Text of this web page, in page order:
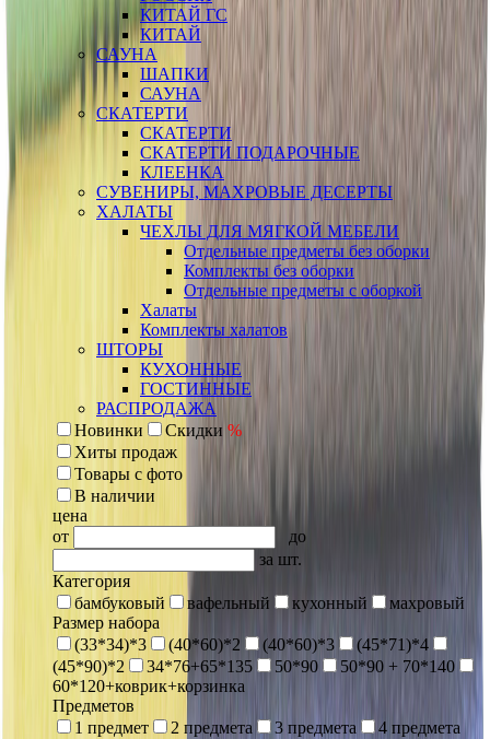
КИТАЙ ГС
КИТАЙ
САУНА
ШАПКИ
САУНА
СКАТЕРТИ
СКАТЕРТИ
СКАТЕРТИ ПОДАРОЧНЫЕ
КЛЕЕНКА
СУВЕНИРЫ, МАХРОВЫЕ ДЕСЕРТЫ
ХАЛАТЫ
ЧЕХЛЫ ДЛЯ МЯГКОЙ МЕБЕЛИ
Отдельные предметы без оборки
Комплекты без оборки
Отдельные предметы с оборкой
Халаты
Комплекты халатов
ШТОРЫ
КУХОННЫЕ
ГОСТИННЫЕ
РАСПРОДАЖА
Новинки
Скидки %
Хиты продаж
Товары с фото
В наличии
цена
от
до
за шт.
Категория
бамбуковый
вафельный кухонный
махровый
Размер набора
(33*34)*3
(40*60)*2 (40*60)*3
(45*71)*4
(45*90)*2
34*76+65*135 50*90
50*90 + 70*140
60*120+коврик+корзинка
Предметов
1 предмет
2 предмета 3 предмета
4 предмета